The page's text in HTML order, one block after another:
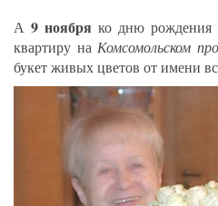
А 9 ноября ко дню рождения
квартиру на Комсомольском
букет живых цветов от имени